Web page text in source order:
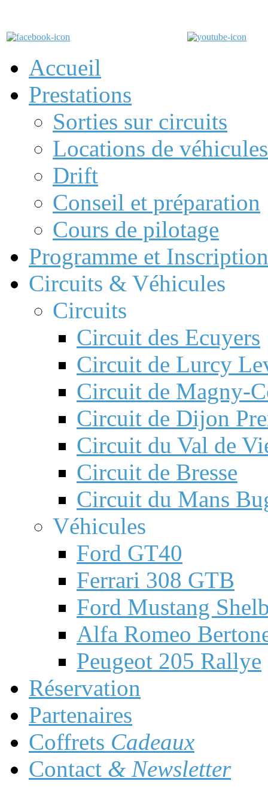
Accueil
Prestations
Sorties sur circuits
Locations de véhicules
Drift
Conseil et préparation
Cours de pilotage
Programme et
Circuits & Véhicules
Circuits
Circuit des Ecuyers
Circuit de Lurcy
Circuit de Magny-
Circuit de Dijon
Circuit du Val de
Circuit de Bresse
Circuit du Mans
Véhicules
Ford GT40
Ferrari 308 GTB
Ford Mustang
Alfa Romeo
Peugeot 205 Rallye
Réservation
Partenaires
Coffrets Cadeaux
Contact & Newsletter